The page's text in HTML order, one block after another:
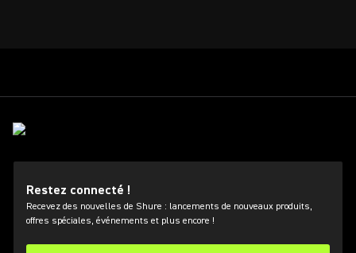
Restez connecté !
Recevez des nouvelles de Shure : lancements de nouveaux produits,
offres spéciales, événements et plus encore !